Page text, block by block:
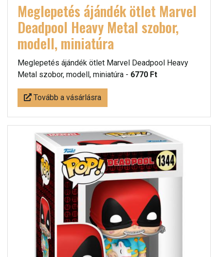
Meglepetés ájándék ötlet Marvel
Deadpool Heavy Metal szobor,
modell, miniatúra
Meglepetés ájándék ötlet Marvel Deadpool Heavy
Metal szobor, modell, miniatúra - 6770 Ft
Tovább a vásárlásra